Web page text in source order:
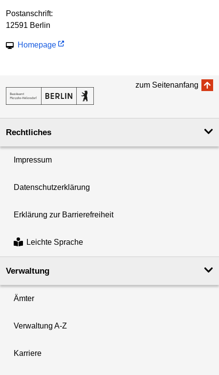
Postanschrift:
12591 Berlin
Homepage
zum Seitenanfang
Rechtliches
Impressum
Datenschutzerklärung
Erklärung zur Barrierefreiheit
Leichte Sprache
Verwaltung
Ämter
Verwaltung A-Z
Karriere